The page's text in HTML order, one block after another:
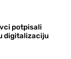
potpisali
digitalizaciju